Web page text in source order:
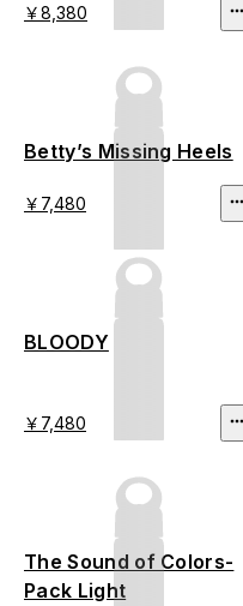
￥8,380
Betty’s Missing Heels
￥7,480
BLOODY
￥7,480
The Sound of Colors-
Pack Light